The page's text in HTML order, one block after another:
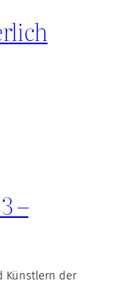
–
Künstlern der